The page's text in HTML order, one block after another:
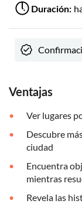
Duración:
Ventajas
Ver lugares
Descubre
ciudad
Encuentra
mientras
Revela las